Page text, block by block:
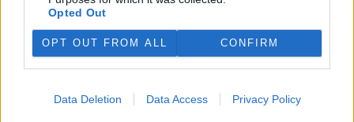
Opted Out
OPT OUT FROM ALL CONFIRM
Data Deletion Data Access Privacy Policy
poděkování dárcům
8.3.2013
Milé čtenářky a milí čtenáři,
|2|3|4|»